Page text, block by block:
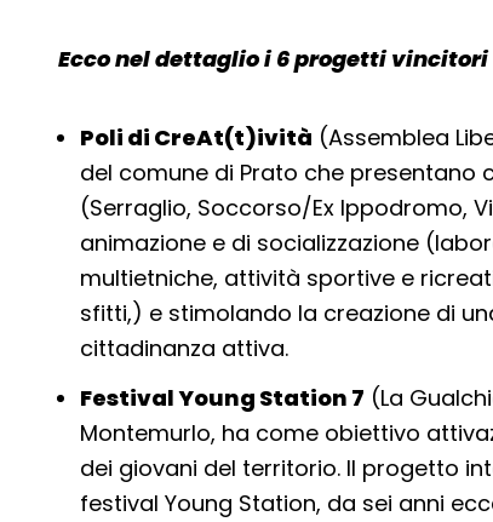
Ecco nel dettaglio i 6 progetti vincitori
Poli di CreAt(t)ività (Assemblea
del comune di Prato che presentano
(Serraglio, Soccorso/Ex Ippodromo,
animazione e di socializzazione
multietniche, attività sportive e
sfitti,) e stimolando la creazione di
cittadinanza attiva.
Festival Young Station 7 (La
Montemurlo, ha come obiettivo
dei giovani del territorio. Il progetto
festival Young Station, da sei anni